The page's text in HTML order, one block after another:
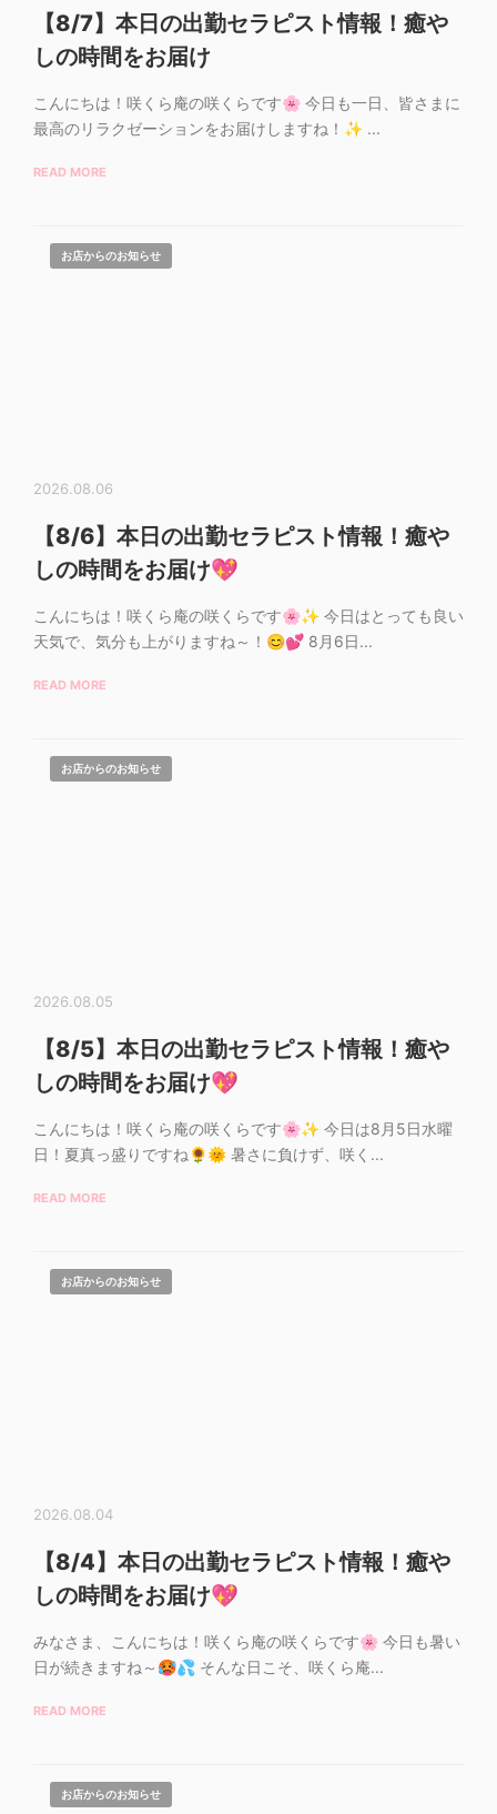
【8/7】本日の出勤セラピスト情報！癒や
しの時間をお届け
こんにちは！咲くら庵の咲くらです🌸 今日も一日、皆さまに
最高のリラクゼーションをお届けしますね！✨ ...
READ MORE
お店からのお知らせ
2026.08.06
【8/6】本日の出勤セラピスト情報！癒や
しの時間をお届け💖
こんにちは！咲くら庵の咲くらです🌸✨ 今日はとっても良い
天気で、気分も上がりますね～！😊💕 8月6日...
READ MORE
お店からのお知らせ
2026.08.05
【8/5】本日の出勤セラピスト情報！癒や
しの時間をお届け💖
こんにちは！咲くら庵の咲くらです🌸✨ 今日は8月5日水曜
日！夏真っ盛りですね🌻🌞 暑さに負けず、咲く...
READ MORE
お店からのお知らせ
2026.08.04
【8/4】本日の出勤セラピスト情報！癒や
しの時間をお届け💖
みなさま、こんにちは！咲くら庵の咲くらです🌸 今日も暑い
日が続きますね～🥵💦 そんな日こそ、咲くら庵...
READ MORE
お店からのお知らせ